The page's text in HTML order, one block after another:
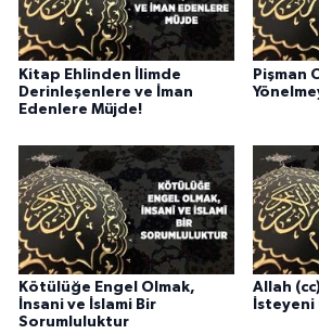
Kitap Ehlinden İlimde
Derinleşenlere ve İman
Edenlere Müjde!
Pişman
Kötülüğe Engel Olmak,
İnsani ve İslami Bir
Sorumluluktur
Allah
İsteyeni
Iğdır Müftülüğü
Isparta Müftülüğü
İstanbul Müftülüğü
İzmir Müftülüğü
Kahramanmaraş Müftülüğü
Karabük Müftülüğü